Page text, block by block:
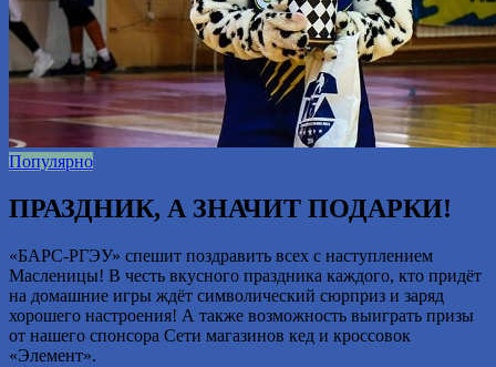
Популярно
ПРАЗДНИК, А ЗНАЧИТ ПОДАРКИ!
«БАРС-РГЭУ» спешит поздравить всех с наступлением
Масленицы! В честь вкусного праздника каждого, кто придёт
на домашние игры ждёт символический сюрприз и заряд
хорошего настроения! А также возможность выиграть призы
от нашего спонсора Сети магазинов кед и кроссовок
«Элемент».